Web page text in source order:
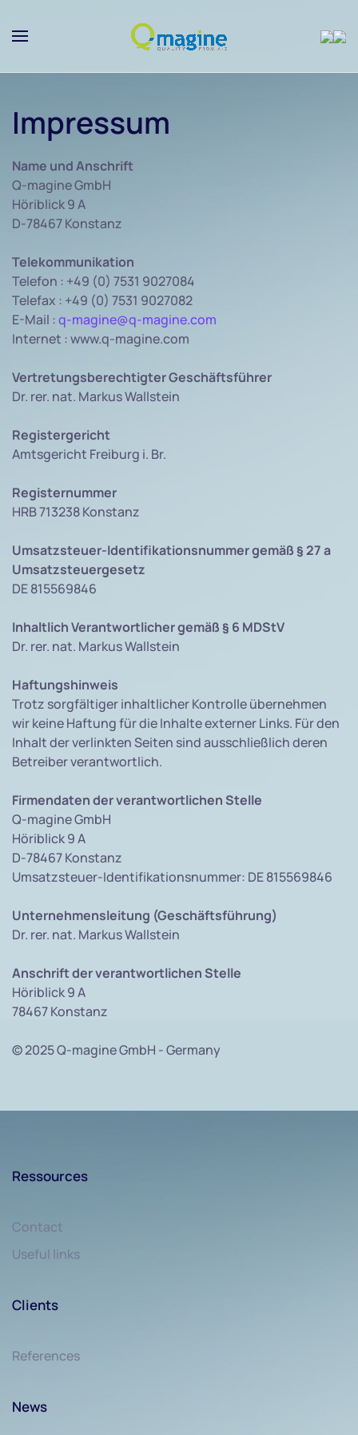
Skip to main content
Impressum
Name und Anschrift
Q-magine GmbH
Höriblick 9 A
D-78467 Konstanz
Telekommunikation
Telefon : +49 (0) 7531 9027084
Telefax : +49 (0) 7531 9027082
E-Mail :q-magine@q-magine.com
Internet : www.q-magine.com
Vertretungsberechtigter Geschäftsführer
Dr. rer. nat. Markus Wallstein
Registergericht
Amtsgericht Freiburg i. Br.
Registernummer
HRB 713238 Konstanz
Umsatzsteuer-Identifikationsnummer gemäß § 27 a
Umsatzsteuergesetz
DE 815569846
Inhaltlich Verantwortlicher gemäß § 6 MDStV
Dr. rer. nat. Markus Wallstein
Haftungshinweis
Trotz sorgfältiger inhaltlicher Kontrolle übernehmen
wir keine Haftung für die Inhalte externer Links. Für den
Inhalt der verlinkten Seiten sind ausschließlich deren
Betreiber verantwortlich.
Firmendaten der verantwortlichen Stelle
Q-magine GmbH
Höriblick 9 A
D-78467 Konstanz
Umsatzsteuer-Identifikationsnummer: DE 815569846
Unternehmensleitung (Geschäftsführung)
Dr. rer. nat. Markus Wallstein
Anschrift der verantwortlichen Stelle
Höriblick 9 A
78467 Konstanz
© 2025 Q-magine GmbH - Germany
Ressources
Contact
Useful links
Clients
References
News